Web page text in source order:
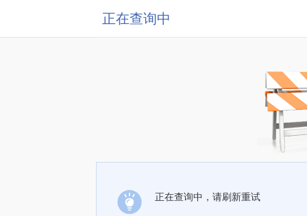
正在查询中
正在查询中，请刷新重试